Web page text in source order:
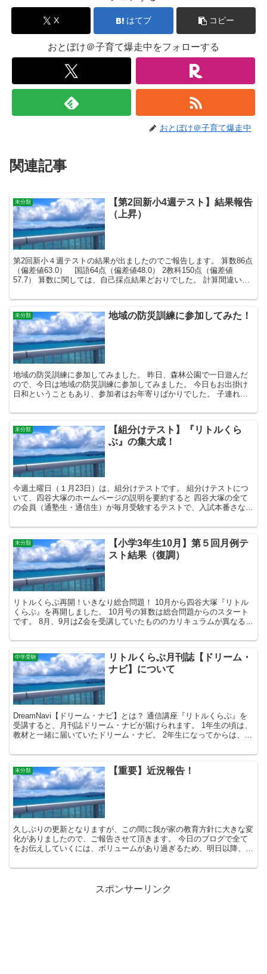
X はてブ コピー
おとぼけ＠子育て爆走中をフォローする
おとぼけ＠子育て爆走中
関連記事
未分類
【第2回新小4週テスト】結果報告
（上昇）
第2回新小４週テストの結果が出ましたのでご報告します。 算数86点
（偏差値63.0） 国語64点（偏差値48.0） 2教科150点（偏差値
57.7） 算数に関しては、自己採点結果どおりでした。 計算間違いを
未分類 地域の防災訓練に参加してみた！
地域の防災訓練に参加してみました。 昨日、森林公園で一日遊んだ
ので、今日は地域の防災訓練に参加してみました。 今日もお出掛け
日和ということもあり、参加者はお年寄りばかりでした。 子連れは2
未分類
【組分けテスト】『リトルくら
ぶ』の集大成！
今週土曜日（１月23日）は、組分けテストです。 組分けテストにつ
いて、四谷大塚のホームページの説明を要約すると 四谷大塚の全て
の会員（通塾生・通信生）が毎月受験するテストで、入試本番さなが
未分類
【小学3年生10月】第５回月例テ
スト結果（復調）
リトルくらぶ再開！いきなり総合問題！ 10月から四谷大塚『リトル
くらぶ』を再開しました。 10月号の算数は総合問題からのスタート
です。 8月、9月はZ会を受講していたもののカリキュラムが異なるた
中学受験
リトルくらぶ月刊誌【ドリーム・
ナビ】について
DreamNavi【ドリーム・ナビ】とは？ 通信講座『リトルくらぶ』を
受講すると、月刊誌ドリーム・ナビが届けられます。 1年生の頃は、
教材と一緒に届いていたドリーム・ナビ。 2年生になってからは、教
未分類 【重要】近況報告！
久しぶりの更新となりますが、この間に我が家の教育方針に大きな変
化がありましたので、ご報告させて頂きます。 今日のブログで全て
をお伝えしていくには、ボリュームがあり過ぎるため、明日以降、項
スポンサーリンク